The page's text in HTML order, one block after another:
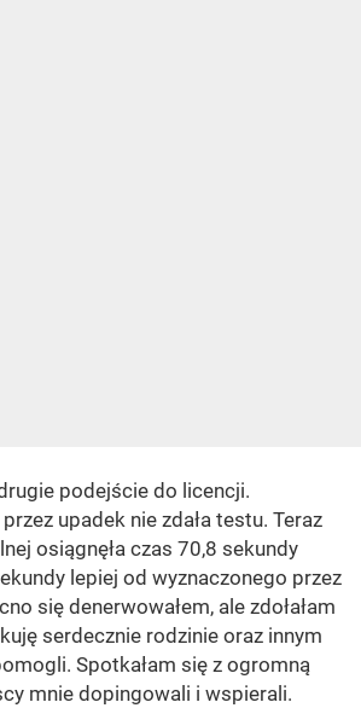
podejście do licencji.
upadek nie zdała testu. Teraz
osiągnęła czas 70,8 sekundy
lepiej od wyznaczonego przez
się denerwowałem, ale zdołałam
serdecznie rodzinie oraz innym
Spotkałam się z ogromną
mnie dopingowali i wspierali.